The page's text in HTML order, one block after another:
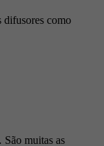
difusores como
São muitas as